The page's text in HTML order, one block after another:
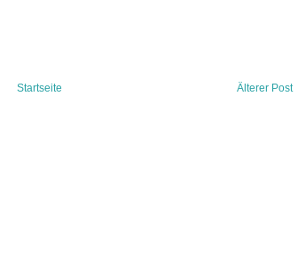
Älterer Post
Startseite